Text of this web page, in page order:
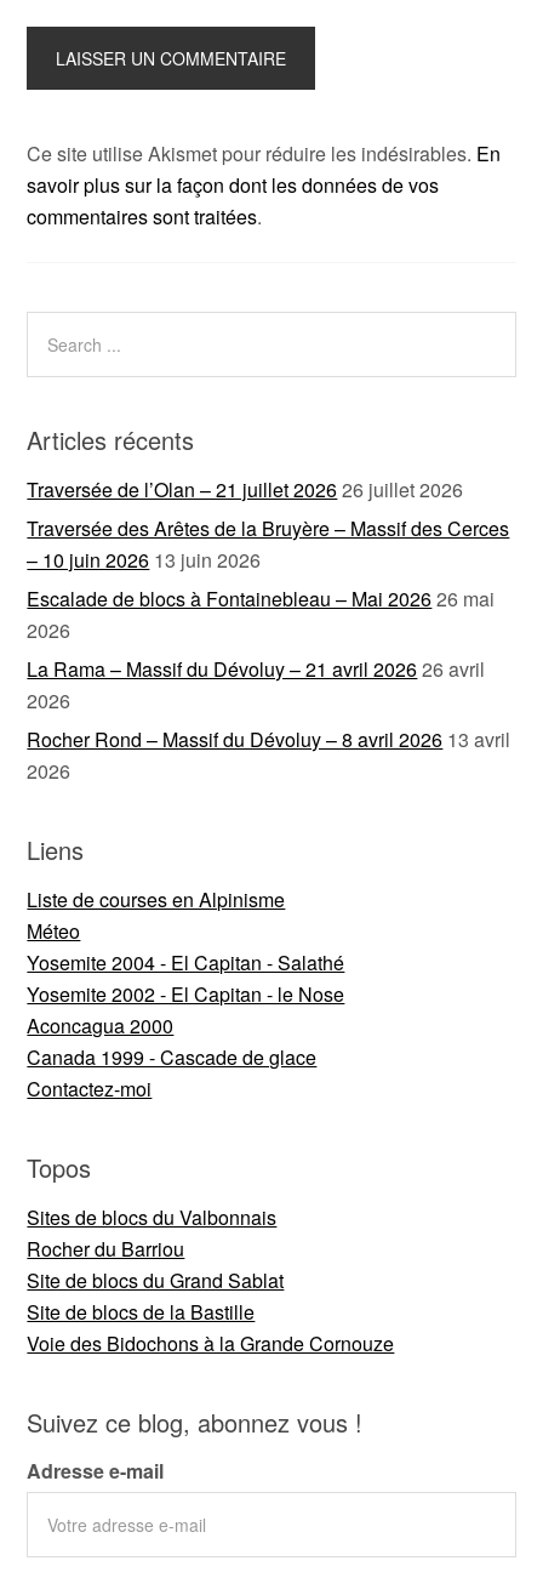
Ce site utilise Akismet pour réduire les indésirables. En
savoir plus sur la façon dont les données de vos
commentaires sont traitées.
Articles récents
Traversée de l’Olan – 21 juillet 202626 juillet 2026
Traversée des Arêtes de la Bruyère – Massif des Cerces
– 10 juin 2026 13 juin 2026
Escalade de blocs à Fontainebleau – Mai 202626 mai
2026
La Rama – Massif du Dévoluy – 21 avril 202626 avril
2026
Rocher Rond – Massif du Dévoluy – 8 avril 2026 13 avril
2026
Liens
Liste de courses en Alpinisme
Méteo
Yosemite 2004 - El Capitan - Salathé
Yosemite 2002 - El Capitan - le Nose
Aconcagua 2000
Canada 1999 - Cascade de glace
Contactez-moi
Topos
Sites de blocs du Valbonnais
Rocher du Barriou
Site de blocs du Grand Sablat
Site de blocs de la Bastille
Voie des Bidochons à la Grande Cornouze
Suivez ce blog, abonnez vous !
Adresse e-mail